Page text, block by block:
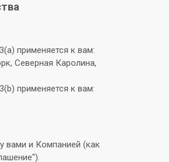
применяется к вам:
Северная Каролина,
применяется к вам:
вами и Компанией (как